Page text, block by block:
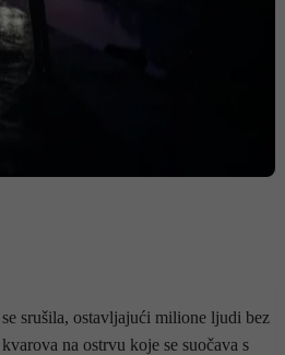
srušila, ostavljajući milione ljudi bez
na ostrvu koje se suočava s